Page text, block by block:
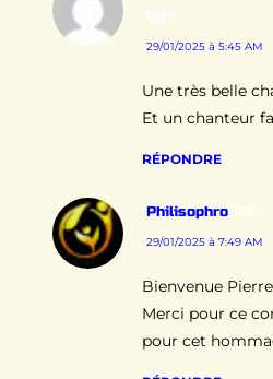
Dit :
29/01/2025 à 5:45 AM
Une très belle
Et un chanteur
RÉPONDRE
Philisophro Dit :
29/01/2025 à 7:49 AM
Bienvenue
Merci pour ce
pour cet